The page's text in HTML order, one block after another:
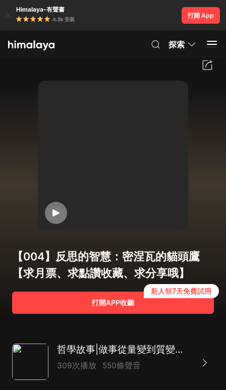
Himalaya-有聲書
4.8k 安裝
打開 App
探索
【004】反思的智慧：密涅瓦的貓頭鷹
【求月票、求點讚收藏、求分享哦】
打開APP收聽
新人領7天免費試用
哲學故事|做事從量變到質變的智慧|老莊與亞里士多德
309次播放 550條聲音